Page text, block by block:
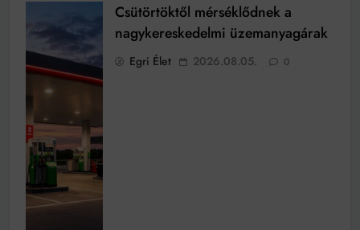
Csütörtöktől mérséklődnek a
nagykereskedelmi üzemanyagárak
Egri Élet 2026.08.05. 0